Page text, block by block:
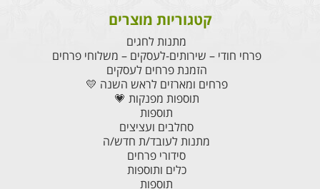
קטגוריות מוצרים
מתנות לחגים
פרחי חודי – שירותים-לעסקים – משלוחי פרחים
הזמנת פרחים לעסקים
פרחים ומארזים לראש השנה 💛
תוספות מפנקות 💗
תוספות
סחלבים ועציצים
מתנות לעובד/ת חדש/ה
סידורי פרחים
כלים ותוספות
תוספות